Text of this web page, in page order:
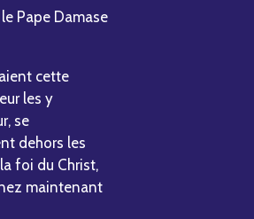
Pape Damase
cette
les y
se
dehors les
foi du Christ,
maintenant